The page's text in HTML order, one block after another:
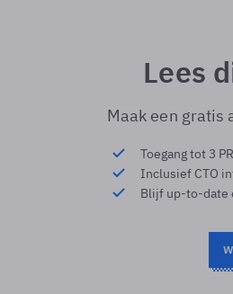
Lees
Maak een gratis
Toegang tot 3
Inclusief CTO
Blijf up-to-date